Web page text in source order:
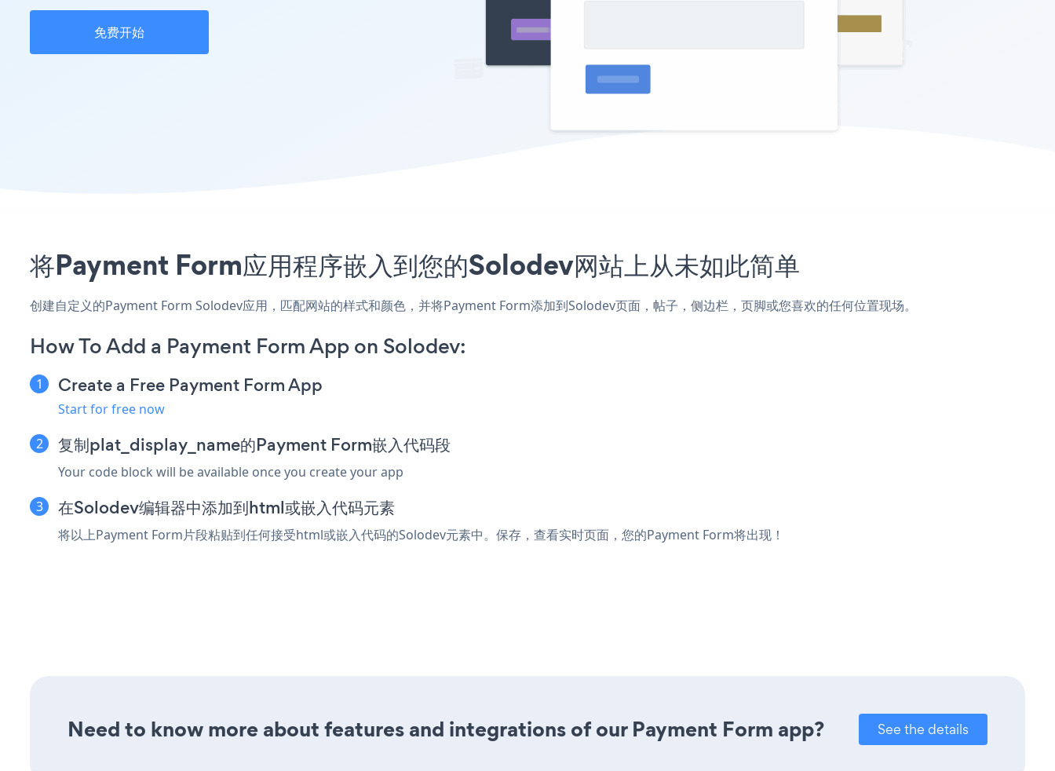
免费开始
将Payment Form应用程序嵌入到您的Solodev网站上从未如此简单
创建自定义的Payment Form Solodev应用，匹配网站的样式和颜色，并将Payment Form添加到Solodev页面，帖子，侧边栏，页脚或您喜欢的任何位置现场。
How To Add a Payment Form App on Solodev:
Create a Free Payment Form App
Start for free now
复制plat_display_name的Payment Form嵌入代码段
Your code block will be available once you create your app
在Solodev编辑器中添加到html或嵌入代码元素
将以上Payment Form片段粘贴到任何接受html或嵌入代码的Solodev元素中。保存，查看实时页面，您的Payment Form将出现！
Need to know more about features and integrations of our Payment Form app? See the details